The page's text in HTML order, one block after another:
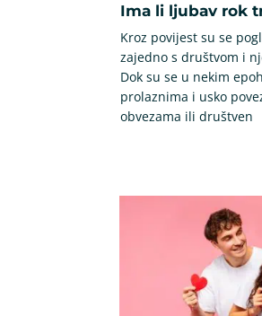
Ima li ljubav rok
Kroz povijest su se
zajedno s društvom i
Dok su se u nekim
prolaznima i usko
obvezama ili društven